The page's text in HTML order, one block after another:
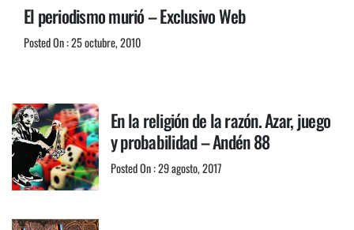
El periodismo murió – Exclusivo Web
Posted On : 25 octubre, 2010
En la religión de la razón. Azar, juego
y probabilidad – Andén 88
Posted On : 29 agosto, 2017